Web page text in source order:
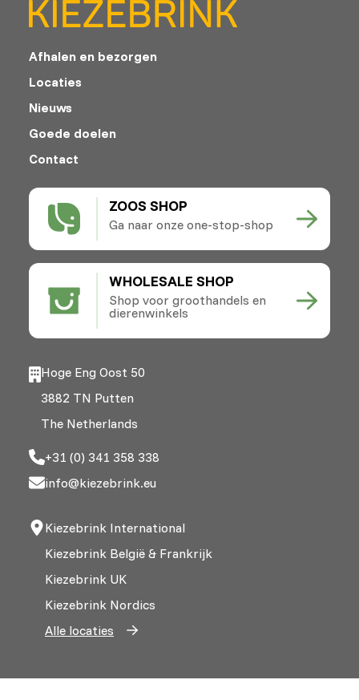
ZOOS SHOP
Ga naar onze one-stop-shop
WHOLESALE SHOP
Shop voor groothandels en
dierenwinkels
Afhalen en bezorgen
Locaties
Nieuws
Goede doelen
Contact
Hoge Eng Oost 50
3882 TN Putten
The Netherlands
+31 (0) 341 358 338
info@kiezebrink.eu
Kiezebrink International
Kiezebrink België & Frankrijk
Kiezebrink UK
Kiezebrink Nordics
Alle locaties